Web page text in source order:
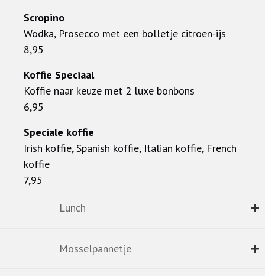
Scropino
Wodka, Prosecco met een bolletje citroen-ijs
8,95
Koffie Speciaal
Koffie naar keuze met 2 luxe bonbons
6,95
Speciale koffie
Irish koffie, Spanish koffie, Italian koffie, French
koffie
7,95
Lunch
Mosselpannetje